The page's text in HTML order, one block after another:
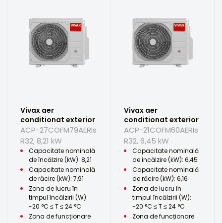
Vivax aer
conditionat exterior
ACP-27COFM79AERIs
R32, 8,21 kW
Capacitate nominală
de încălzire (kW): 8,21
Capacitate nominală
de răcire (kW): 7,91
Zona de lucru în
timpul încălzirii (W):
-20 °C ≤ T ≤ 24 °C
Zona de funcționare
Vivax aer
conditionat exterior
ACP-21COFM60AERIs
R32, 6,45 kW
Capacitate nominală
de încălzire (kW): 6,45
Capacitate nominală
de răcire (kW): 6,16
Zona de lucru în
timpul încălzirii (W):
-20 °C ≤ T ≤ 24 °C
Zona de funcționare